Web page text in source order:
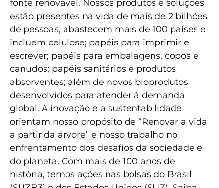
fonte renovável. Nossos produtos e soluções
estão presentes na vida de mais de 2 bilhões
de pessoas, abastecem mais de 100 países e
incluem celulose; papéis para imprimir e
escrever; papéis para embalagens, copos e
canudos; papéis sanitários e produtos
absorventes; além de novos bioprodutos
desenvolvidos para atender à demanda
global. A inovação e a sustentabilidade
orientam nosso propósito de “Renovar a vida
a partir da árvore” e nosso trabalho no
enfrentamento dos desafios da sociedade e
do planeta. Com mais de 100 anos de
história, temos ações nas bolsas do Brasil